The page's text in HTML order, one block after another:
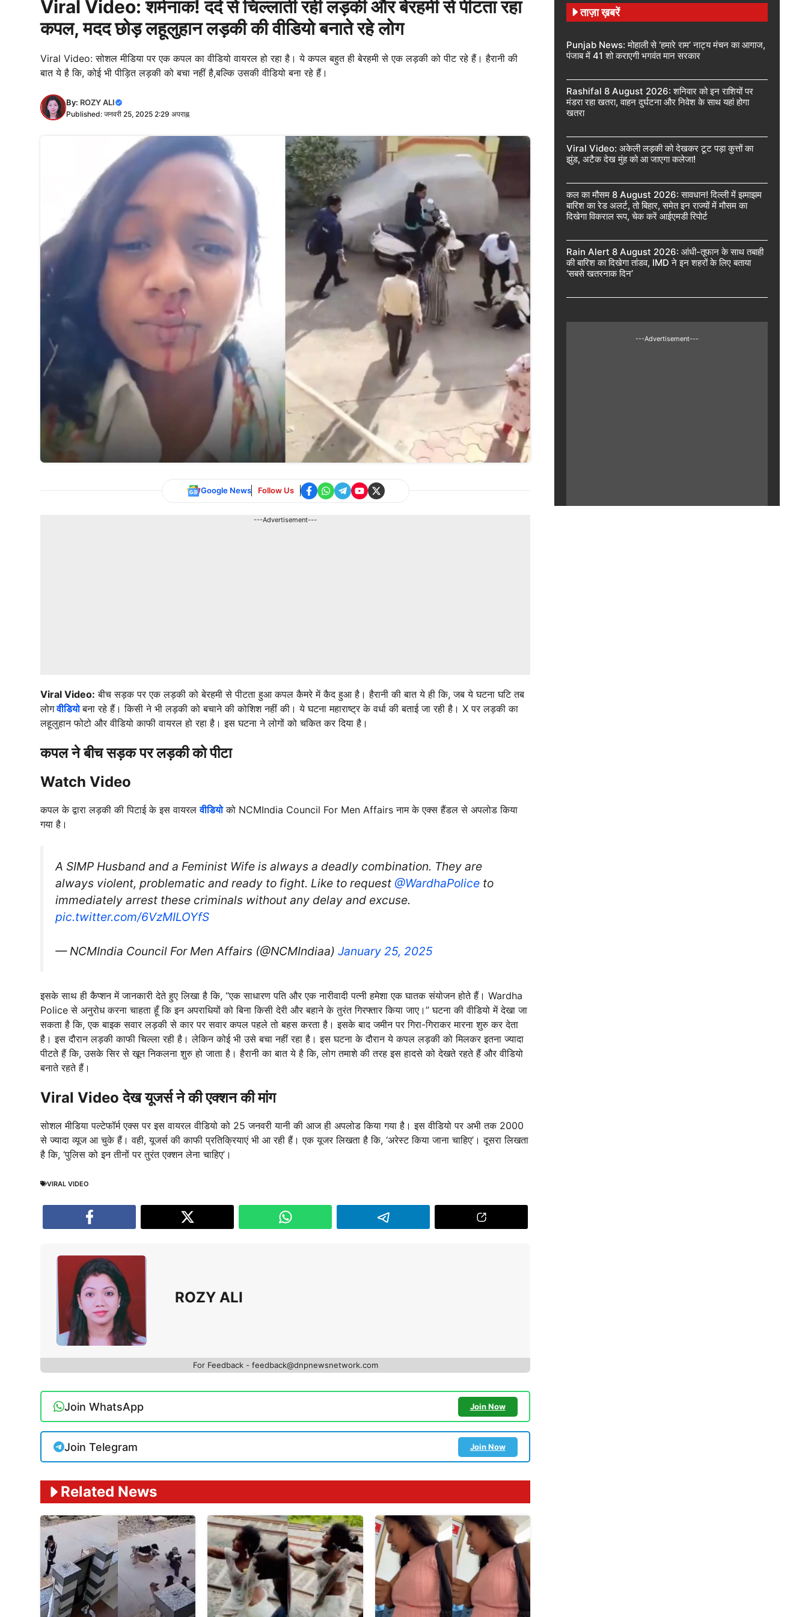
Viral Video: शर्मनाक! दर्द से चिल्लाती रही लड़की और बेरहमी से पीटता रहा
कपल, मदद छोड़ लहूलुहान लड़की की वीडियो बनाते रहे लोग
Viral Video: सोशल मीडिया पर एक कपल का वीडियो वायरल हो रहा है। ये कपल बहुत ही बेरहमी से एक लड़की को पीट रहे हैं। हैरानी की
बात ये है कि, कोई भी पीड़ित लड़की को बचा नहीं है,बल्कि उसकी वीडियो बना रहे हैं।
By: ROZY ALI
Published: जनवरी 25, 2025 2:29 अपराह्न
Google News Follow Us
---Advertisement---
Viral Video: बीच सड़क पर एक लड़की को बेरहमी से पीटता हुआ कपल कैमरे में कैद हुआ है। हैरानी की बात ये ही कि, जब ये घटना घटि तब
लोगवीडियोबना रहे हैं। किसी ने भी लड़की को बचाने की कोशिश नहीं की। ये घटना महाराष्ट्र के वर्धा की बताई जा रही है। X पर लड़की का
लहूलुहान फोटो और वीडियो काफी वायरल हो रहा है। इस घटना ने लोगों को चकित कर दिया है।
कपल ने बीच सड़क पर लड़की को पीटा
Watch Video
कपल के द्वारा लड़की की पिटाई के इस वायरलवीडियोको NCMIndia Council For Men Affairs नाम के एक्स हैंडल से अपलोड किया
गया है।
A SIMP Husband and a Feminist Wife is always a deadly combination. They are
always violent, problematic and ready to fight. Like to request @WardhaPolice to
immediately arrest these criminals without any delay and excuse.
pic.twitter.com/6VzMILOYfS
— NCMIndia Council For Men Affairs (@NCMIndiaa) January 25, 2025
इसके साथ ही कैप्शन में जानकारी देते हुए लिखा है कि, “एक साधारण पति और एक नारीवादी पत्नी हमेशा एक घातक संयोजन होते हैं। Wardha
Police से अनुरोध करना चाहता हूँ कि इन अपराधियों को बिना किसी देरी और बहाने के तुरंत गिरफ्तार किया जाए।” घटना की वीडियो में देखा जा
सकता है कि, एक बाइक सवार लड़की से कार पर सवार कपल पहले तो बहस करता है। इसके बाद जमीन पर गिरा-गिराकर मारना शुरु कर देता
है। इस दौरान लड़की काफी चिल्ला रही है। लेकिन कोई भी उसे बचा नहीं रहा है। इस घटना के दौरान ये कपल लड़की को मिलकर इतना ज्यादा
पीटते हैं कि, उसके सिर से खून निकलना शुरु हो जाता है। हैरानी का बात ये है कि, लोग तमाशे की तरह इस हादसे को देखते रहते हैं और वीडियो
बनाते रहते हैं।
Viral Video देख यूजर्स ने की एक्शन की मांग
सोशल मीडिया पल्टेफॉर्म एक्स पर इस वायरल वीडियो को 25 जनवरी यानी की आज ही अपलोड किया गया है। इस वीडियो पर अभी तक 2000
से ज्यादा व्यूज आ चुके हैं। वही, यूजर्स की काफी प्रतिक्रियाएं भी आ रही हैं। एक यूजर लिखता है कि, ‘अरेस्ट किया जाना चाहिए’। दूसरा लिखता
है कि, ‘पुलिस को इन तीनों पर तुरंत एक्शन लेना चाहिए’।
VIRAL VIDEO
ROZY ALI
For Feedback - feedback@dnpnewsnetwork.com
Join WhatsApp Join Now
Join Telegram Join Now
Related News
ताज़ा ख़बरें
Punjab News: मोहाली से ‘हमारे राम’ नाट्य मंचन का आगाज,
पंजाब में 41 शो कराएगी भगवंत मान सरकार
Rashifal 8 August 2026: शनिवार को इन राशियों पर
मंडरा रहा खतरा, वाहन दुर्घटना और निवेश के साथ यहां होगा
खतरा
Viral Video: अकेली लड़की को देखकर टूट पड़ा कुत्तों का
झुंड, अटैक देख मुंह को आ जाएगा कलेजा!
कल का मौसम 8 August 2026: सावधान! दिल्ली में झमाझम
बारिश का रेड अलर्ट, तो बिहार, समेत इन राज्यों में मौसम का
दिखेगा विकराल रूप, चेक करें आईएमडी रिपोर्ट
Rain Alert 8 August 2026: आंधी-तूफान के साथ तबाही
की बारिश का दिखेगा तांडव, IMD ने इन शहरों के लिए बताया
‘सबसे खतरनाक दिन’
---Advertisement---